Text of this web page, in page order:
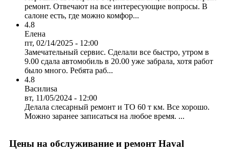
ремонт. Отвечают на все интересующие вопросы. В
салоне есть, где можно комфор...
4.8
Елена
пт, 02/14/2025 - 12:00
Замечательный сервис. Сделали все быстро, утром в
9.00 сдала автомобиль в 20.00 уже забрала, хотя работ
было много. Ребята раб...
4.8
Василиsa
вт, 11/05/2024 - 12:00
Делала слесарный ремонт и ТО 60 т км. Все хорошо.
Можно заранее записаться на любое время. ...
Цены на обслуживание и ремонт Haval